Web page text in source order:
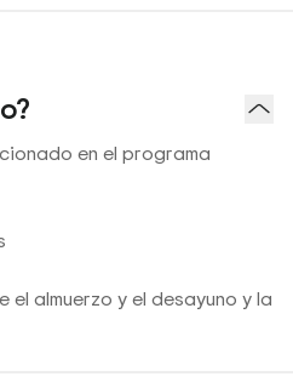
en el programa
almuerzo y el desayuno y la